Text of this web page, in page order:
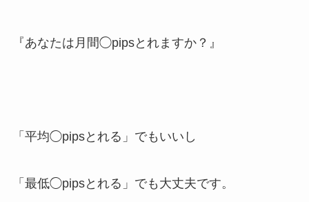
『あなたは月間◯pipsとれますか？』
「平均◯pipsとれる」でもいいし
「最低◯pipsとれる」でも大丈夫です。